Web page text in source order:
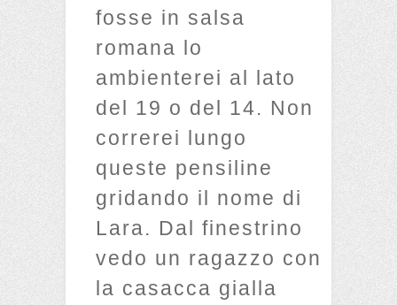
fosse in salsa
romana lo
ambienterei al lato
del 19 o del 14. Non
correrei lungo
queste pensiline
gridando il nome di
Lara. Dal finestrino
vedo un ragazzo con
la casacca gialla